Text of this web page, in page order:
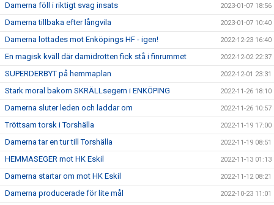
Damerna föll i riktigt svag insats 2023-01-07 18:56
Damerna tillbaka efter långvila 2023-01-07 10:40
Damerna lottades mot Enköpings HF - igen! 2022-12-23 16:40
En magisk kväll där damidrotten fick stå i finrummet 2022-12-02 22:37
SUPERDERBYT på hemmaplan 2022-12-01 23:31
Stark moral bakom SKRÄLLsegern i ENKÖPING 2022-11-26 18:10
Damerna sluter leden och laddar om 2022-11-26 10:57
Tröttsam torsk i Torshälla 2022-11-19 17:00
Damerna tar en tur till Torshälla 2022-11-19 08:51
HEMMASEGER mot HK Eskil 2022-11-13 01:13
Damerna startar om mot HK Eskil 2022-11-12 08:21
Damerna producerade för lite mål 2022-10-23 11:01